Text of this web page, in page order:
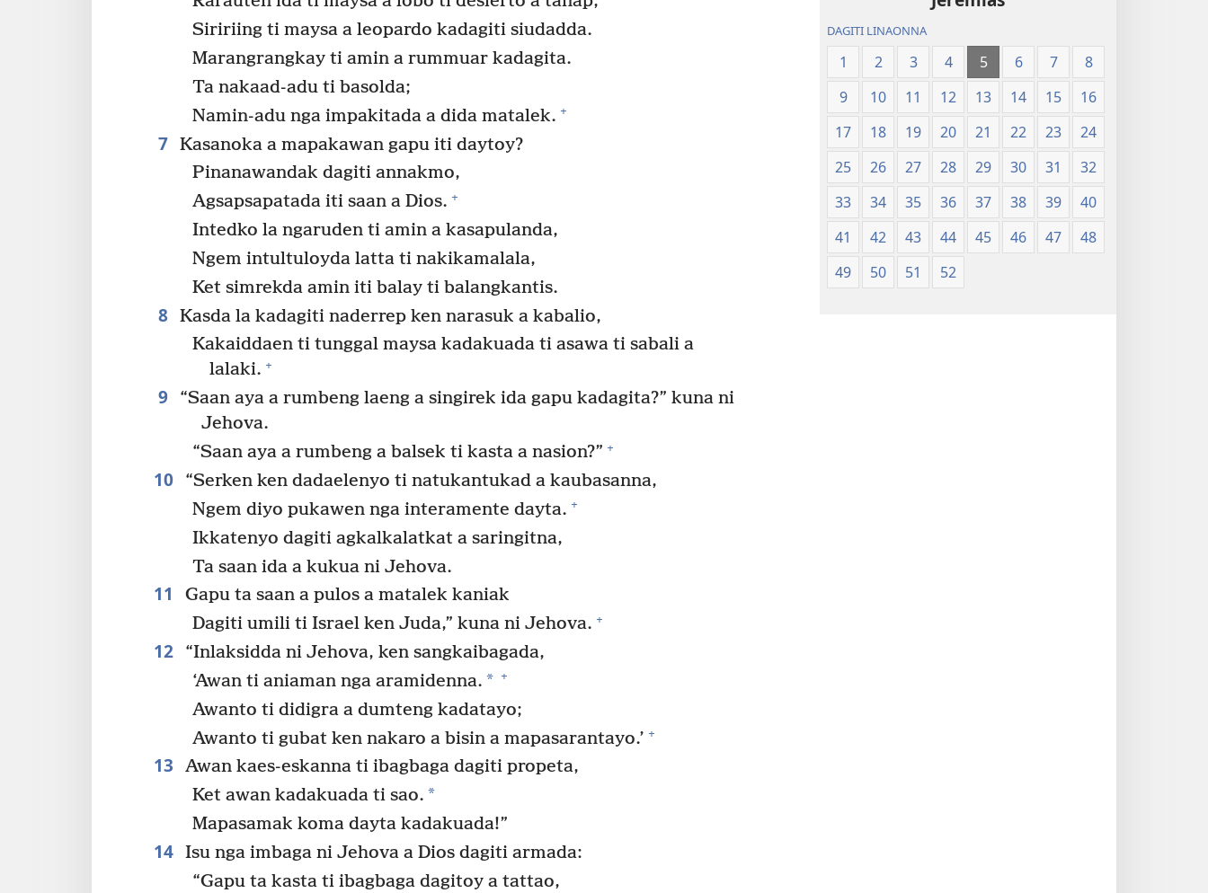
Siririing ti maysa a leopardo kadagiti siudadda.
Marangrangkay ti amin a rummuar kadagita.
Ta nakaad-adu ti basolda;
Namin-adu nga impakitada a dida matalek. +
7 Kasanoka a mapakawan gapu iti daytoy?
Pinanawandak dagiti annakmo,
Agsapsapatada iti saan a Dios. +
Intedko la ngaruden ti amin a kasapulanda,
Ngem intultuloyda latta ti nakikamalala,
Ket simrekda amin iti balay ti balangkantis.
8 Kasda la kadagiti naderrep ken narasuk a kabalio,
Kakaiddaen ti tunggal maysa kadakuada ti asawa ti sabali a
lalaki. +
9
“Saan aya a rumbeng laeng a singirek ida gapu kadagita?” kuna ni
Jehova.
“Saan aya a rumbeng a balsek ti kasta a nasion?” +
10
“Serken ken dadaelenyo ti natukantukad a kaubasanna,
Ngem diyo pukawen nga interamente dayta. +
Ikkatenyo dagiti agkalkalatkat a saringitna,
Ta saan ida a kukua ni Jehova.
11
Gapu ta saan a pulos a matalek kaniak
Dagiti umili ti Israel ken Juda,” kuna ni Jehova. +
12
“Inlaksidda ni Jehova, ken sangkaibagada,
‘Awan ti aniaman nga aramidenna. * +
Awanto ti didigra a dumteng kadatayo;
Awanto ti gubat ken nakaro a bisin a mapasarantayo.’ +
13
Awan kaes-eskanna ti ibagbaga dagiti propeta,
Ket awan kadakuada ti sao. *
Mapasamak koma dayta kadakuada!”
14 Isu nga imbaga ni Jehova a Dios dagiti armada:
“Gapu ta kasta ti ibagbaga dagitoy a tattao,
DAGITI LINAONNA
1 2 3 4 5 6 7
8
9
10 11 12 13 14 15
16
17
18 19 20 21 22 23
24
25
26 27 28 29 30 31
32
33
34 35 36 37 38 39
40
41
42 43 44 45 46 47
48
49
50 51 52